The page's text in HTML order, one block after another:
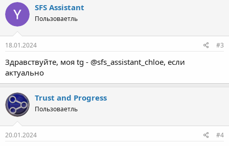
SFS Assistant
Пользоваетль
18.01.2024 #3
Здравствуйте, моя tg - @sfs_assistant_chloe, если
актуально
Trust and Progress
Пользоваетль
20.01.2024 #4